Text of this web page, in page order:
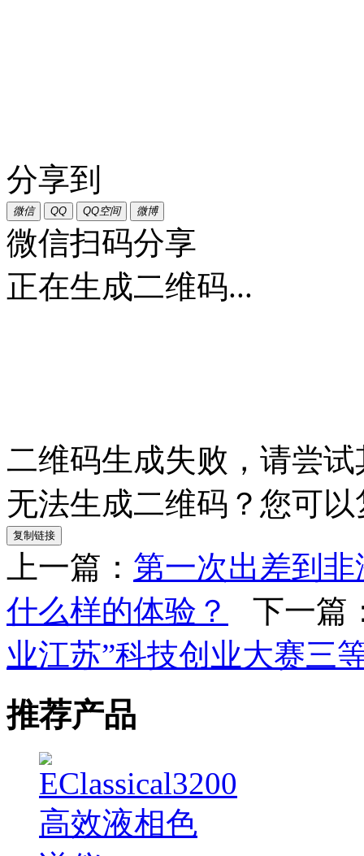
分享到
微信 QQ QQ空间 微博
微信扫码分享
正在生成二维码...
二维码生成失败，请尝
无法生成二维码？您可
复制链接
上一篇： 第一次出差到
什么样的体验？
下一篇
业江苏”科技创业大赛三
推荐产品